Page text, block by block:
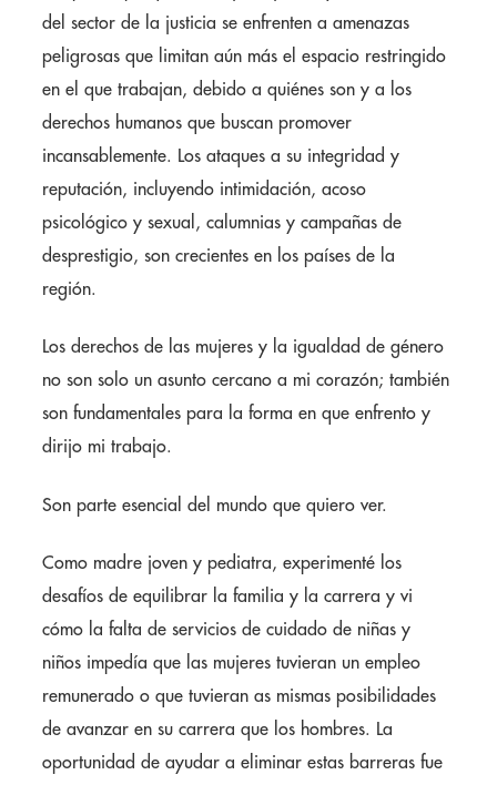
del sector de la justicia se enfrenten a amenazas
peligrosas que limitan aún más el espacio restringido
en el que trabajan, debido a quiénes son y a los
derechos humanos que buscan promover
incansablemente. Los ataques a su integridad y
reputación, incluyendo intimidación, acoso
psicológico y sexual, calumnias y campañas de
desprestigio, son crecientes en los países de la
región.
Los derechos de las mujeres y la igualdad de género
no son solo un asunto cercano a mi corazón; también
son fundamentales para la forma en que enfrento y
dirijo mi trabajo.
Son parte esencial del mundo que quiero ver.
Como madre joven y pediatra, experimenté los
desafíos de equilibrar la familia y la carrera y vi
cómo la falta de servicios de cuidado de niñas y
niños impedía que las mujeres tuvieran un empleo
remunerado o que tuvieran as mismas posibilidades
de avanzar en su carrera que los hombres. La
oportunidad de ayudar a eliminar estas barreras fue